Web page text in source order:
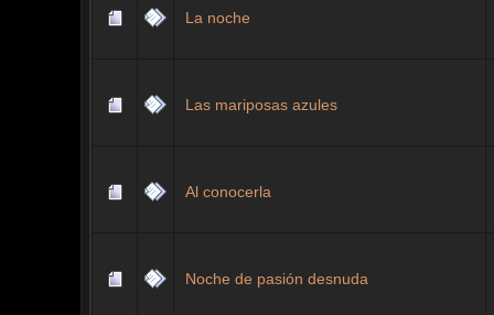
La noche
Las mariposas azules
Al conocerla
Noche de pasión desnuda